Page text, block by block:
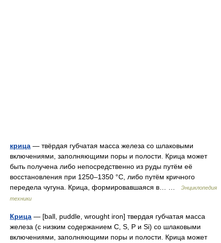
крица — твёрдая губчатая масса железа со шлаковыми
включениями, заполняющими поры и полости. Крица может
быть получена либо непосредственно из руды путём её
восстановления при 1250–1350 °C, либо путём кричного
передела чугуна. Крица, формировавшаяся в… …
Энциклопедия
техники
Крица — [ball, puddle, wrought iron] твердая губчатая масса
железа (с низким содержанием С, S, Р и Si) со шлаковыми
включениями, заполняющими поры и полости. Крица может